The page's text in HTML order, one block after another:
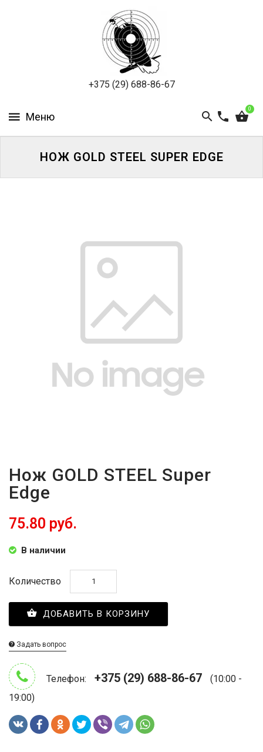
+375 (29) 688-86-67
0
ОПТИКА
ЭКИПИРОВКА
НОЖ GOLD STEEL SUPER EDGE
Нож GOLD STEEL Super
Edge
75.80 руб.
В наличии
Количество
ДОБАВИТЬ В КОРЗИНУ
Задать вопрос
Телефон: +375 (29) 688-86-67
(10:00 -
19:00)